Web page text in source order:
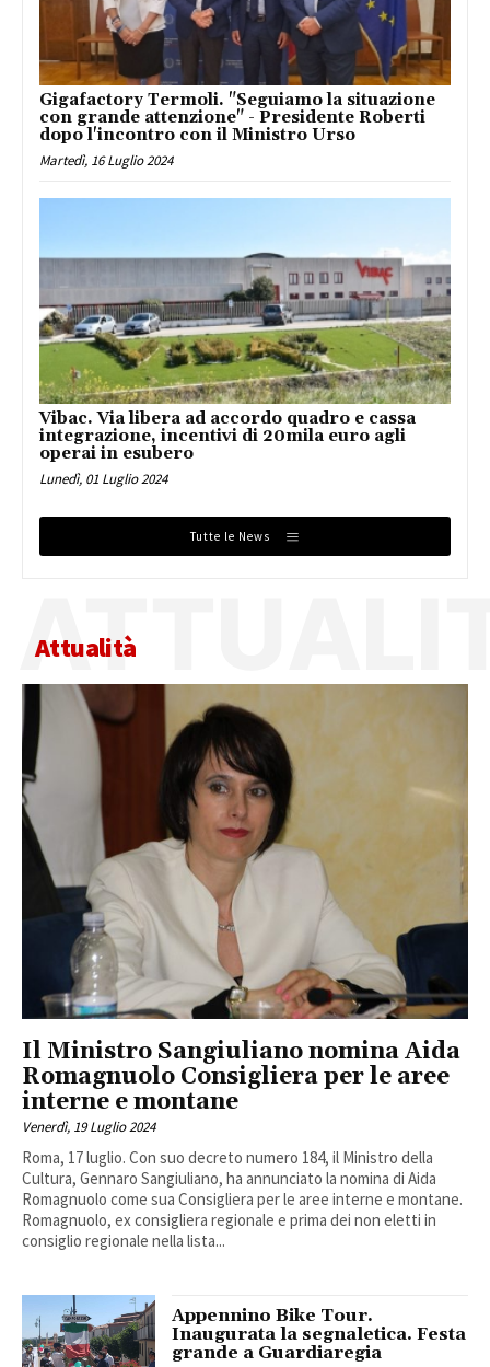
Gigafactory Termoli. "Seguiamo la situazione
con grande attenzione" - Presidente Roberti
dopo l'incontro con il Ministro Urso
Martedì, 16 Luglio 2024
Vibac. Via libera ad accordo quadro e cassa
integrazione, incentivi di 20mila euro agli
operai in esubero
Lunedì, 01 Luglio 2024
Tutte le News
Attualità
Il Ministro Sangiuliano nomina Aida
Romagnuolo Consigliera per le aree
interne e montane
Venerdì, 19 Luglio 2024
Roma, 17 luglio. Con suo decreto numero 184, il Ministro della
Cultura, Gennaro Sangiuliano, ha annunciato la nomina di Aida
Romagnuolo come sua Consigliera per le aree interne e montane.
Romagnuolo, ex consigliera regionale e prima dei non eletti in
consiglio regionale nella lista...
Appennino Bike Tour.
Inaugurata la segnaletica. Festa
grande a Guardiaregia